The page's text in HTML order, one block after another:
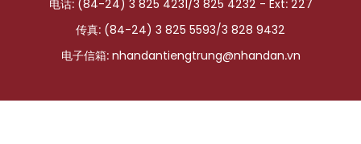
电话: (84-24) 3 825 4231/3 825 4232 - Ext: 227
传真: (84-24) 3 825 5593/3 828 9432
电子信箱: nhandantiengtrung@nhandan.vn